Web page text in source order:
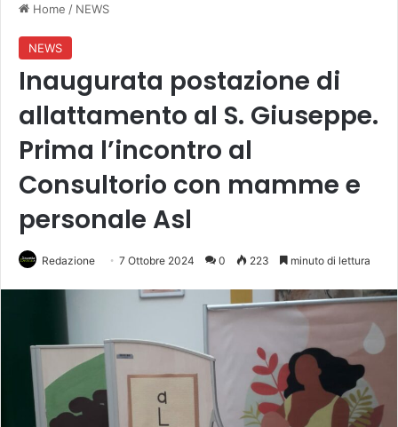
Home / NEWS
NEWS
Inaugurata postazione di
allattamento al S. Giuseppe.
Prima l’incontro al
Consultorio con mamme e
personale Asl
Redazione 7 Ottobre 2024 0 223 minuto di lettura